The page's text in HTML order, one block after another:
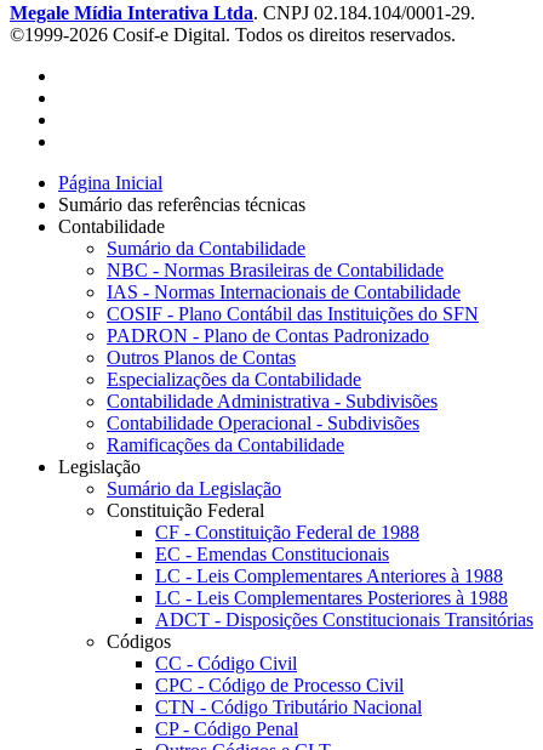
Megale Mídia Interativa Ltda. CNPJ 02.184.104/0001-29.
©1999-2026 Cosif-e Digital. Todos os direitos reservados.
Página Inicial
Sumário das referências técnicas
Contabilidade
Sumário da Contabilidade
NBC - Normas Brasileiras de Contabilidade
IAS - Normas Internacionais de Contabilidade
COSIF - Plano Contábil das Instituições do SFN
PADRON - Plano de Contas Padronizado
Outros Planos de Contas
Especializações da Contabilidade
Contabilidade Administrativa - Subdivisões
Contabilidade Operacional - Subdivisões
Ramificações da Contabilidade
Legislação
Sumário da Legislação
Constituição Federal
CF - Constituição Federal de 1988
EC - Emendas Constitucionais
LC - Leis Complementares Anteriores à 1988
LC - Leis Complementares Posteriores à 1988
ADCT - Disposições Constitucionais Transitórias
Códigos
CC - Código Civil
CPC - Código de Processo Civil
CTN - Código Tributário Nacional
CP - Código Penal